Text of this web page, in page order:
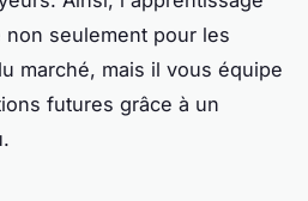
seulement pour les
marché, mais il vous équipe
futures grâce à un